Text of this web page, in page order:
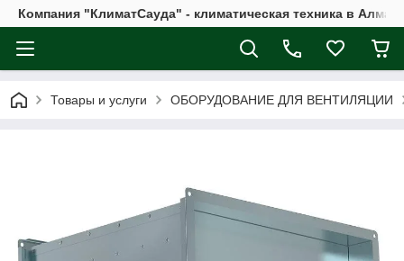
Компания "КлиматСауда" - климатическая техника в
Товары и услуги ОБОРУДОВАНИЕ ДЛЯ ВЕНТИЛЯЦИИ